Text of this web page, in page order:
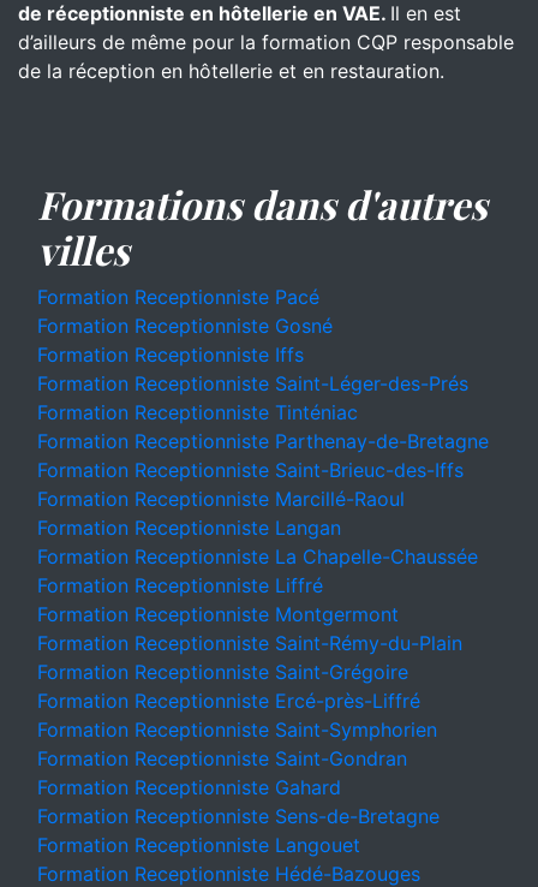
de réceptionniste en hôtellerie en VAE. Il en est
d’ailleurs de même pour la formation CQP responsable
de la réception en hôtellerie et en restauration.
Formations dans d'autres
villes
Formation Receptionniste Pacé
Formation Receptionniste Gosné
Formation Receptionniste Iffs
Formation Receptionniste Saint-Léger-des-Prés
Formation Receptionniste Tinténiac
Formation Receptionniste Parthenay-de-Bretagne
Formation Receptionniste Saint-Brieuc-des-Iffs
Formation Receptionniste Marcillé-Raoul
Formation Receptionniste Langan
Formation Receptionniste La Chapelle-Chaussée
Formation Receptionniste Liffré
Formation Receptionniste Montgermont
Formation Receptionniste Saint-Rémy-du-Plain
Formation Receptionniste Saint-Grégoire
Formation Receptionniste Ercé-près-Liffré
Formation Receptionniste Saint-Symphorien
Formation Receptionniste Saint-Gondran
Formation Receptionniste Gahard
Formation Receptionniste Sens-de-Bretagne
Formation Receptionniste Langouet
Formation Receptionniste Hédé-Bazouges